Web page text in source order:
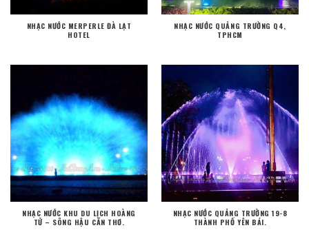
NHẠC NƯỚC MERPERLE ĐÀ LẠT
HOTEL
NHẠC NƯỚC QUẢNG TRƯỜNG Q4,
TPHCM
NHẠC NƯỚC KHU DU LỊCH HOÀNG
TỬ – SÔNG HẬU CẦN THƠ.
NHẠC NƯỚC QUẢNG TRƯỜNG 19-8
THÀNH PHỐ YÊN BÁI.